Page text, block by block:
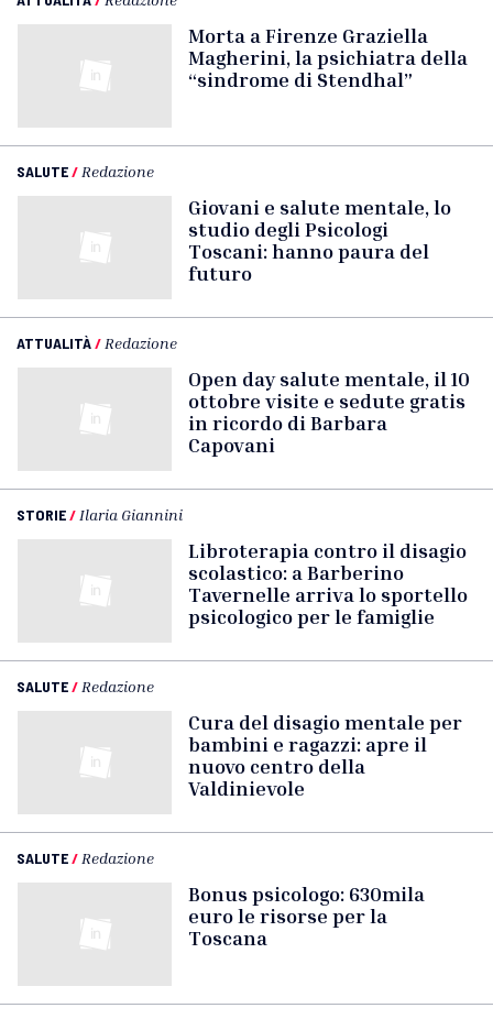
Morta a Firenze Graziella
Magherini, la psichiatra della
“sindrome di Stendhal”
SALUTE/ Redazione
Giovani e salute mentale, lo
studio degli Psicologi
Toscani: hanno paura del
futuro
ATTUALITÀ/ Redazione
Open day salute mentale, il 10
ottobre visite e sedute gratis
in ricordo di Barbara
Capovani
STORIE/ Ilaria Giannini
Libroterapia contro il disagio
scolastico: a Barberino
Tavernelle arriva lo sportello
psicologico per le famiglie
SALUTE/ Redazione
Cura del disagio mentale per
bambini e ragazzi: apre il
nuovo centro della
Valdinievole
SALUTE/ Redazione
Bonus psicologo: 630mila
euro le risorse per la
Toscana